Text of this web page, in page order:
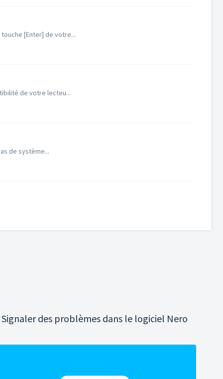
[Enter] de votre...
de votre lecteu...
de système...
Signaler des problèmes dans le logiciel Nero